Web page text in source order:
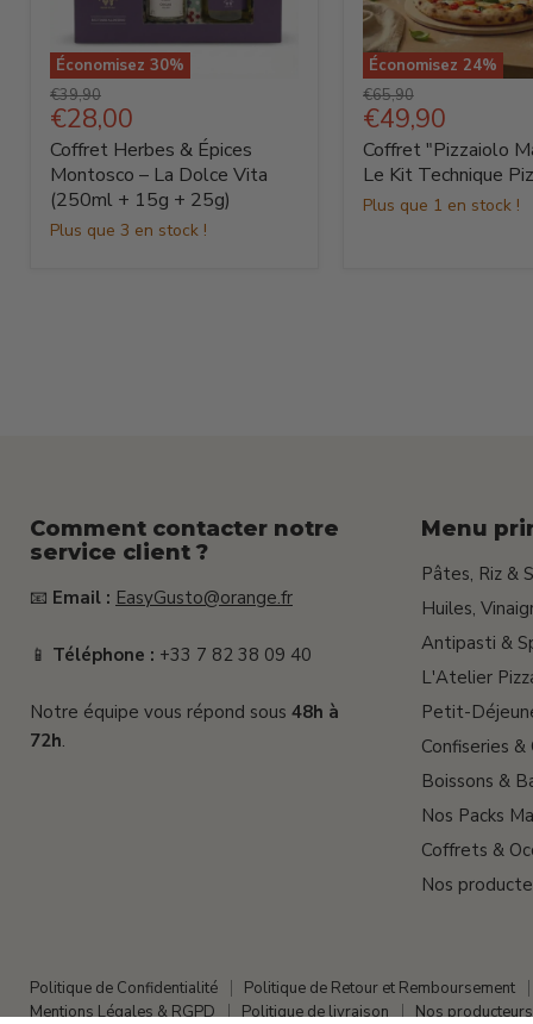
Économisez 30%
Coffret
Herbes
&
Épices
Montosco
–
La
Dolce
Prix
d'origine
€39,90
Prix
actuel
€28,00
Coffret Herbes & Épices
Montosco – La Dolce Vita
(250ml + 15g + 25g)
Plus que 3 en stock !
Économisez 24%
Coffret
"Pizzaiolo
Maestro"
:
Le
Kit
Technique
Prix
d'origine
€65,90
Prix
actuel
€49,90
Coffret "Pizzaiolo
Le Kit Technique
Plus que 1 en stock !
Comment contacter notre
service client ?
📧 Email : EasyGusto@orange.fr
📱 Téléphone : +33 7 82 38 09 40
Notre équipe vous répond sous 48h à
72h.
Menu
Pâtes, Riz &
Huiles,
Antipasti &
L'Atelier
Petit-
Confiseries
Boissons &
Nos Packs
Coffrets &
Nos
Politique de Confidentialité
Politique de Retour et Remboursement
Mentions Légales & RGPD
Politique de livraison Nos producteurs